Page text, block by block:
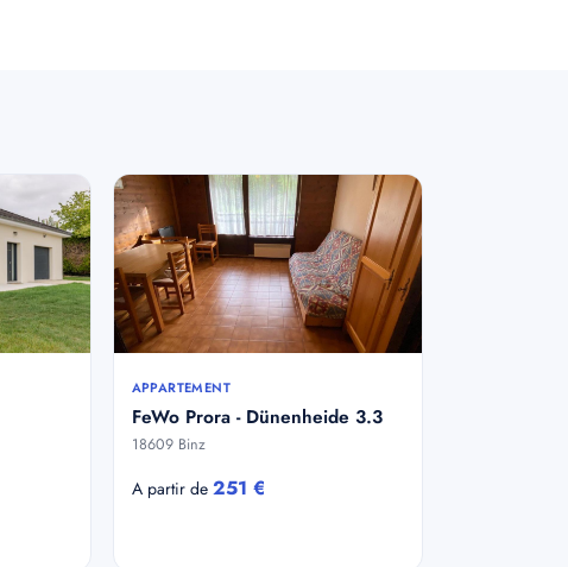
APPARTEMENT
FeWo Prora - Dünenheide 3.3
18609 Binz
A partir de 251 €